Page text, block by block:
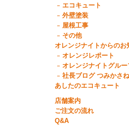
エコキュート
外壁塗装
屋根工事
その他
オレンジナイトからのお
オレンジレポート
オレンジナイトグル
社長ブログ つみかさね
あしたのエコキュート
店舗案内
ご注文の流れ
Q&A